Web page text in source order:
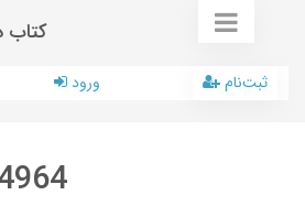
کتاب
ورود ثبت‌نام